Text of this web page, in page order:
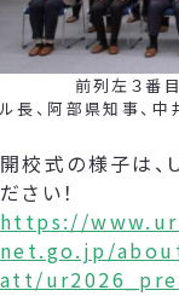
前列左３番目から
ル長、阿部県知事、
開校式の様子は、
ださい！
https://
net.go.jp/
att/